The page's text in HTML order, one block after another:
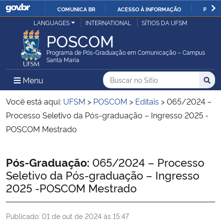
IR
PARA
O
COMUNICA BR ACESSO À INFORMAÇÃO
Ministério da Justiça e Segurança Pública
Ministério da Defesa
Ministério das Relações Exteriores
Ministério da Economia
Ministério da Agricultura, Pecuária e Abastecimento
Ministério da Educação
LANGUAGES INTERNATIONAL SÍTIOS DA UFSM
POSCOM
Programa de Pós-Graduação em Comunicação – Campus
Santa Maria
Menu Menu Principal do Sítio
Busca
Buscar no no Sítio
Busca:
Você está aqui: UFSM > POSCOM > Editais >065/2024 –
Processo Seletivo da Pós-graduação – Ingresso 2025 -
POSCOM Mestrado
Início do conteúdo
Pós-Graduação: 065/2024 – Processo
Seletivo da Pós-graduação – Ingresso
2025 -POSCOM Mestrado
Publicado: 01 de out de 2024 às 15:47